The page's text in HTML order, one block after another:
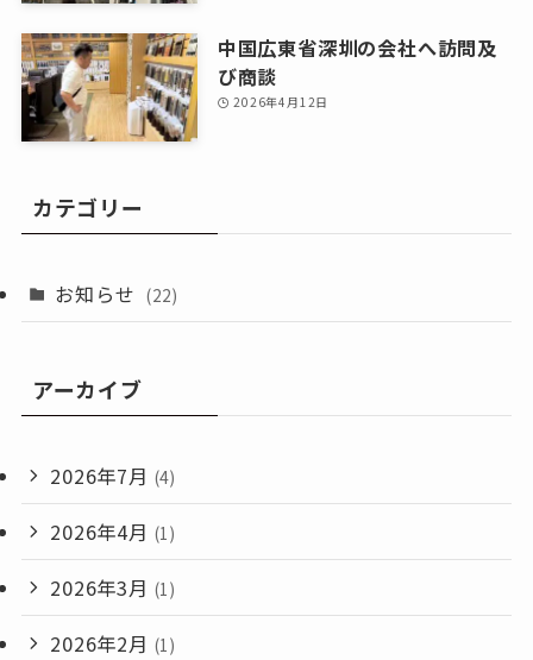
中国広東省深圳の会社へ訪問及
び商談
2026年4月12日
カテゴリー
お知らせ (22)
アーカイブ
2026年7月 (4)
2026年4月 (1)
2026年3月 (1)
2026年2月 (1)